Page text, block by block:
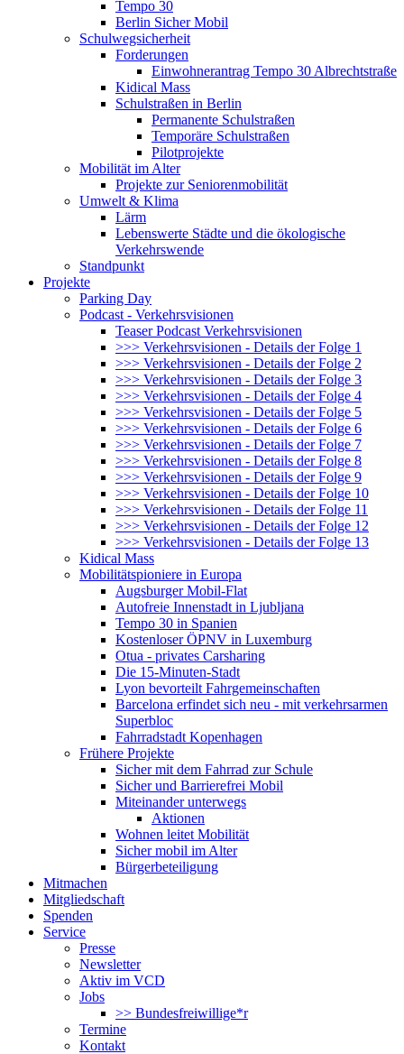
Tempo 30
Berlin Sicher Mobil
Schulwegsicherheit
Forderungen
Einwohnerantrag Tempo 30 Albrechtstraße
Kidical Mass
Schulstraßen in Berlin
Permanente Schulstraßen
Temporäre Schulstraßen
Pilotprojekte
Mobilität im Alter
Projekte zur Seniorenmobilität
Umwelt & Klima
Lärm
Lebenswerte Städte und die ökologische
Verkehrswende
Standpunkt
Projekte
Parking Day
Podcast - Verkehrsvisionen
Teaser Podcast Verkehrsvisionen
>>> Verkehrsvisionen - Details der Folge 1
>>> Verkehrsvisionen - Details der Folge 2
>>> Verkehrsvisionen - Details der Folge 3
>>> Verkehrsvisionen - Details der Folge 4
>>> Verkehrsvisionen - Details der Folge 5
>>> Verkehrsvisionen - Details der Folge 6
>>> Verkehrsvisionen - Details der Folge 7
>>> Verkehrsvisionen - Details der Folge 8
>>> Verkehrsvisionen - Details der Folge 9
>>> Verkehrsvisionen - Details der Folge 10
>>> Verkehrsvisionen - Details der Folge 11
>>> Verkehrsvisionen - Details der Folge 12
>>> Verkehrsvisionen - Details der Folge 13
Kidical Mass
Mobilitätspioniere in Europa
Augsburger Mobil-Flat
Autofreie Innenstadt in Ljubljana
Tempo 30 in Spanien
Kostenloser ÖPNV in Luxemburg
Otua - privates Carsharing
Die 15-Minuten-Stadt
Lyon bevorteilt Fahrgemeinschaften
Barcelona erfindet sich neu - mit verkehrsarmen
Superbloc
Fahrradstadt Kopenhagen
Frühere Projekte
Sicher mit dem Fahrrad zur Schule
Sicher und Barrierefrei Mobil
Miteinander unterwegs
Aktionen
Wohnen leitet Mobilität
Sicher mobil im Alter
Bürgerbeteiligung
Mitmachen
Mitgliedschaft
Spenden
Service
Presse
Newsletter
Aktiv im VCD
Jobs
>> Bundesfreiwillige*r
Termine
Kontakt